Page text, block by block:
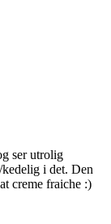
ser utrolig
i det. Den
creme fraiche :)